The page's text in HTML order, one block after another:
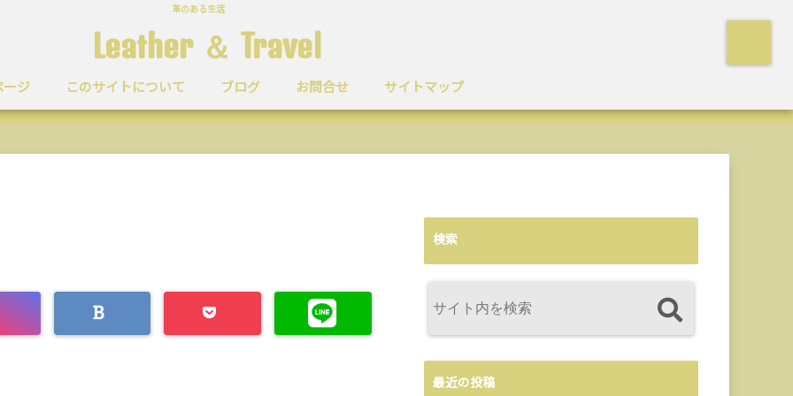
革のある生活
Leather ＆ Travel
ージ このサイトについて ブログ お問合せ サイトマップ
検索
最近の投稿